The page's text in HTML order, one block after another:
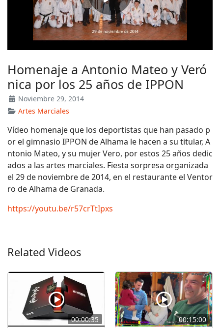
Homenaje a Antonio Mateo y Veró
nica por los 25 años de IPPON
Noviembre 29, 2014
Artes Marciales
Vídeo homenaje que los deportistas que han pasado p
or el gimnasio IPPON de Alhama le hacen a su titular, A
ntonio Mateo, y su mujer Vero, por estos 25 años dedic
ados a las artes marciales. Fiesta sorpresa organizada
el 29 de noviembre de 2014, en el restaurante el Ventor
ro de Alhama de Granada.
https://youtu.be/r57crTtIpxs
Related Videos
00:00:35 00:15:00